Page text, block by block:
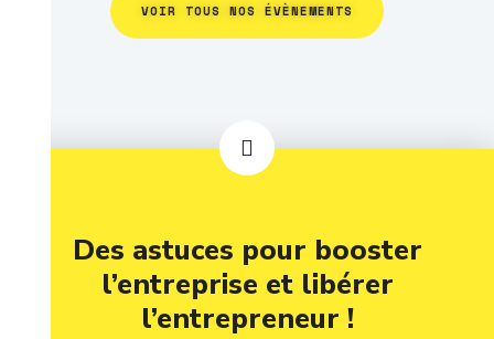
VOIR TOUS NOS ÉVÈNEMENTS
Des astuces pour booster
l’entreprise et libérer
l’entrepreneur !